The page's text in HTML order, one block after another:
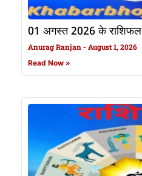
01 अगस्त 2026 के राशिफल
Anurag Ranjan August 1, 2026
Read Now »